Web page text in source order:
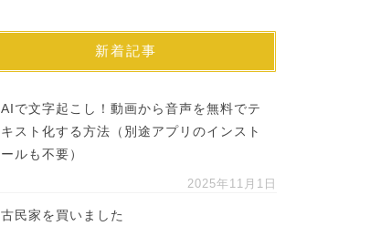
新着記事
AIで文字起こし！動画から音声を無料でテ
キスト化する方法（別途アプリのインスト
ールも不要）
2025年11月1日
古民家を買いました